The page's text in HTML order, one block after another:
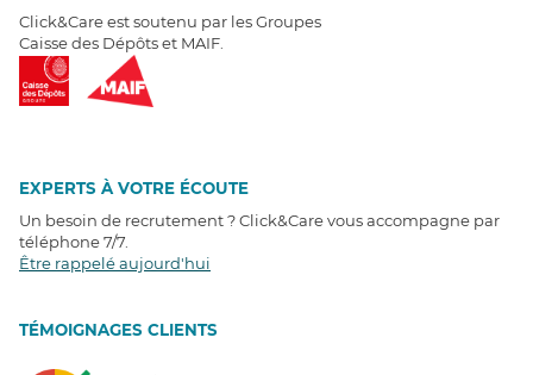
Click&Care est soutenu par les Groupes
Caisse des Dépôts et MAIF.
EXPERTS À VOTRE ÉCOUTE
Un besoin de recrutement ? Click&Care vous accompagne par
téléphone 7/7
Être rappelé aujourd'hui
TÉMOIGNAGES CLIENTS